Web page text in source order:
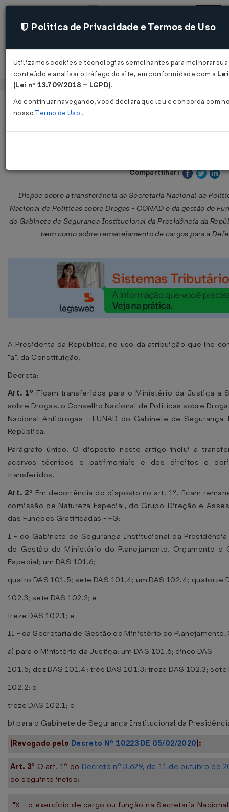
Acessar
Página Inicial Legislações Legislação Federal
Decreto Nº 7426 DE 07/01/2011
Compartilhar:
Dispõe sobre a transferência da Secretaria Nacional de
Nacional de Políticas sobre Drogas - CONAD e da gestão do
do Gabinete de Segurança Institucional da Presidência da
bem como sobre remanejamento de cargos para a
A Presidenta da República, no uso da atribuição que lhe
"a", da Constituição,
Decreta:
Art. 1º Ficam transferidos para o Ministério da Justiça a
sobre Drogas, o Conselho Nacional de Políticas sobre
Nacional Antidrogas - FUNAD do Gabinete de
República.
Parágrafo único. O disposto neste artigo inclui a
acervos técnicos e patrimoniais e dos direitos e
transferidos.
Art. 2º Em decorrência do disposto no art. 1º, ficam
comissão de Natureza Especial, do Grupo-Direção e
das Funções Gratificadas - FG:
I - do Gabinete de Segurança Institucional da
de Gestão do Ministério do Planejamento, Orçamento e
Especial; um DAS 101.6;
quatro DAS 101.5; sete DAS 101.4; um DAS 102.4; quatorze
102.3; sete DAS 102.2; e
treze DAS 102.1; e
II - da Secretaria de Gestão do Ministério do
a) para o Ministério da Justiça: um DAS 101.6; cinco DAS
101.5; dez DAS 101.4; três DAS 101.3; treze DAS 102.3; sete
102.2; e
treze DAS 102.1; e
b) para o Gabinete de Segurança Institucional da
(Revogado pelo Decreto Nº 10223 DE 05/02/2020):
Art. 3º O art. 1º do Decreto nº 3.629, de 11 de outubro de
do seguinte inciso:
"X - o exercício de cargo ou função na Secretaria
Política de Privacidade e Termos de Uso
Utilizamos cookies e tecnologias semelhantes para melhorar
conteúdo e analisar o tráfego do site, em conformidade com a
(Lei nº 13.709/2018 – LGPD).
Ao continuar navegando, você declara que leu e concorda com
nosso Termo de Uso .